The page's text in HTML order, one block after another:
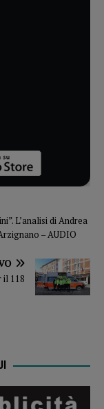
L’analisi di Andrea
– AUDIO
il 118